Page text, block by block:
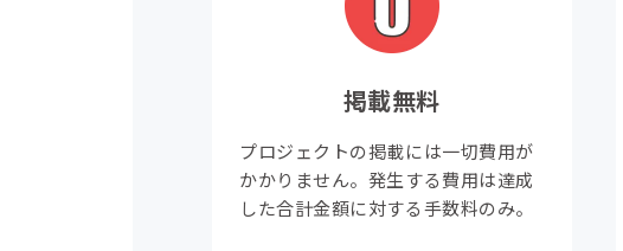
掲載無料
プロジェクトの掲載には一切費用が
かかりません。発生する費用は達成
した合計金額に対する手数料のみ。